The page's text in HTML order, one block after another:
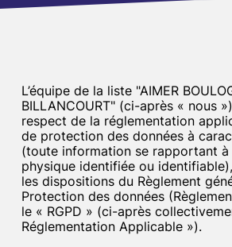
L’équipe de la liste "AIMER
BILLANCOURT" (ci-après « nous
respect de la réglementation
de protection des données à
(toute information se rapportant à
physique identifiée ou
les dispositions du Règlement
Protection des données
le « RGPD » (ci-après
Réglementation Applicable »).